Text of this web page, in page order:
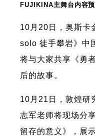
FUJIKINA主舞台内容
10月20日，奥斯卡
solo 徒手攀岩》中
将与大家共享《勇
后的故事。
10月21日，敦煌研
志军老师将现场分
留存的意义》，展